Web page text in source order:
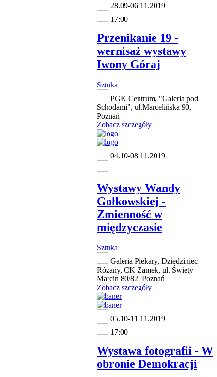
28.09-06.11.2019
17:00
Przenikanie 19 -
wernisaż wystawy
Iwony Góraj
Sztuka
PGK Centrum, "Galeria pod
Schodami", ul.Marcelińska 90,
Poznań
Zobacz szczegóły
04.10-08.11.2019
Wystawy Wandy
Gołkowskiej -
Zmienność w
międzyczasie
Sztuka
Galeria Piekary, Dziedziniec
Różany, CK Zamek, ul. Święty
Marcin 80/82, Poznań
Zobacz szczegóły
05.10-11.11.2019
17:00
Wystawa fotografii - W
obronie Demokracji